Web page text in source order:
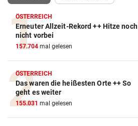
ÖSTERREICH
Erneuter Allzeit-Rekord ++ Hitze noch
nicht vorbei
157.704 mal gelesen
ÖSTERREICH
Das waren die heißesten Orte ++ So
geht es weiter
155.031 mal gelesen